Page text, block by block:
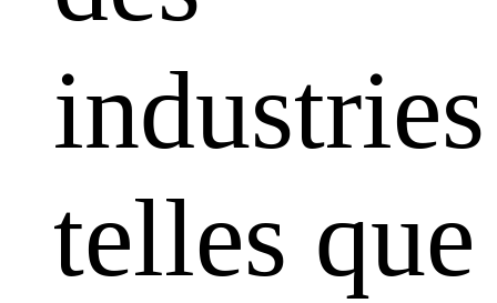
industries
telles que